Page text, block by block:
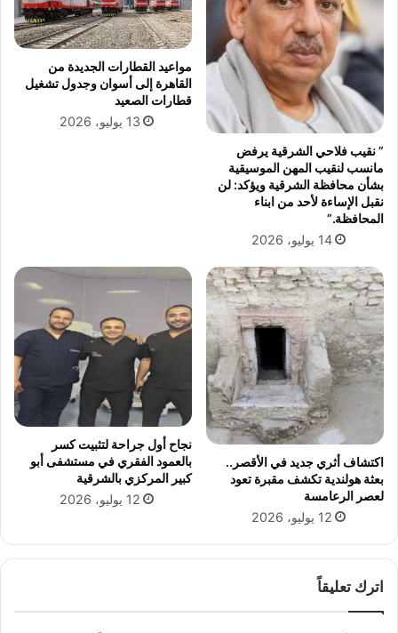
ي
ل
ب
ل
غ
ه
ا
ل
س
ن
ق
ا
ن
و
ن
ي
ل
م
ع
ا
ش
ي
ت
س
ط
ر
ع
ي
ح
ر
ب
ا
ل
ا
ر
د
ن
ه
” نقيب فلاحي الشرقية يرفض
مانسب لنقيب المهن الموسيقية
بشأن محافظة الشرقية ويؤكد: لن
نقبل الإساءة لأحد من ابناء
المحافظة.”
14 يوليو، 2026
مواعيد القطارات الجديدة من
القاهرة إلى أسوان وجدول تشغيل
قطارات الصعيد
13 يوليو، 2026
اكتشاف أثري جديد في الأقصر..
بعثة هولندية تكشف مقبرة تعود
لعصر الرعامسة
12 يوليو، 2026
نجاح أول جراحة لتثبيت كسر
بالعمود الفقري في مستشفى أبو
كبير المركزي بالشرقية
12 يوليو، 2026
اترك تعليقاً